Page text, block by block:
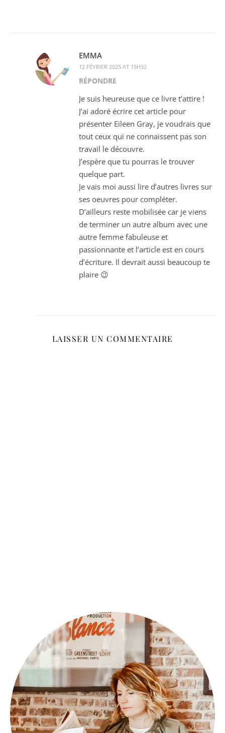
EMMA
12 FÉVRIER 2025 AT 15H32
RÉPONDRE
Je suis heureuse que ce livre t’attire !
J’ai adoré écrire cet article pour
présenter Eileen Gray, je voudrais que
tout ceux qui ne connaissent pas son
travail le découvre.
J’espère que tu pourras le trouver
quelque part.
Je vais moi aussi lire d’autres livres sur
ses oeuvres pour compléter.
D’ailleurs reste mobilisée car je viens
de terminer un autre album avec une
autre femme fabuleuse et
passionnante et l’article est en cours
d’écriture. Il devrait aussi beaucoup te
plaire 😉
LAISSER UN COMMENTAIRE